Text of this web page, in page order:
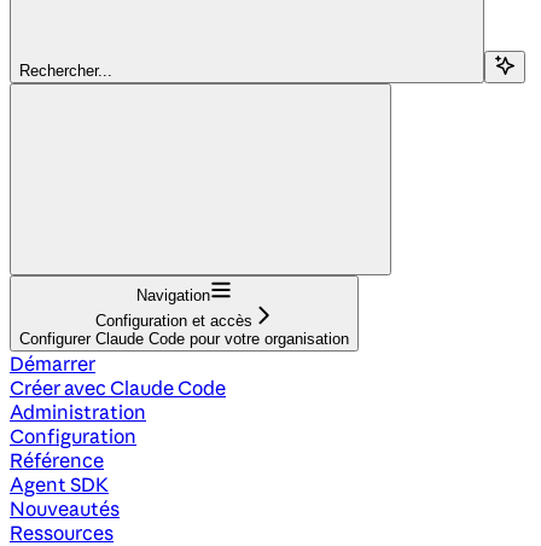
Rechercher...
Navigation
Configuration et accès
Configurer Claude Code pour votre organisation
Démarrer
Créer avec Claude Code
Administration
Configuration
Référence
Agent SDK
Nouveautés
Ressources